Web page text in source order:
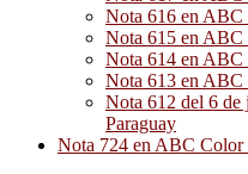
Nota 616 en ABC
Nota 615 en ABC
Nota 614 en ABC
Nota 613 en ABC
Nota 612 del 6
Paraguay
Nota 724 en ABC Color